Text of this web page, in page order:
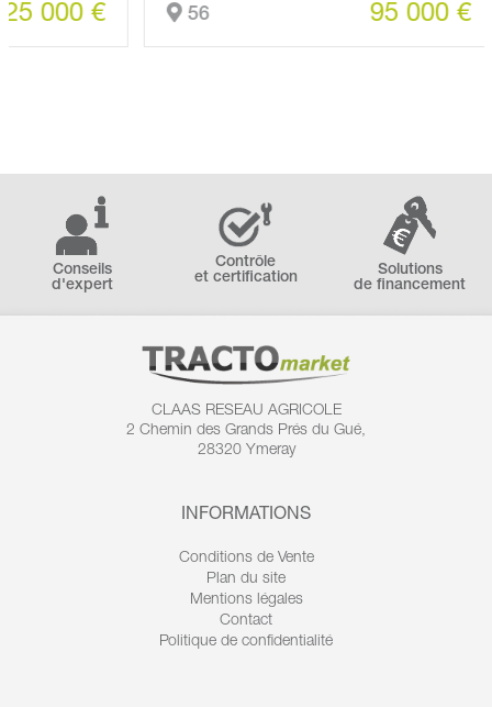
€ 95 000 €
Conseils
d'expert
Contrôle
et certification
Solutions
de financement
CLAAS RESEAU AGRICOLE
2 Chemin des Grands Prés du Gué,
28320 Ymeray
INFORMATIONS
Conditions de Vente
Plan du site
Mentions légales
Contact
Politique de confidentialité